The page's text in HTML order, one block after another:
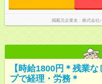
掲載元企業名 株式会社
【時給1800円＊残業
プで経理・労務＊